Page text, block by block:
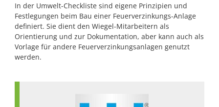
In der Umwelt-Checkliste sind eigene Prinzipien und
Festlegungen beim Bau einer Feuerverzinkungs-Anlage
definiert. Sie dient den Wiegel-Mitarbeitern als
Orientierung und zur Dokumentation, aber kann auch als
Vorlage für andere Feuerverzinkungsanlagen genutzt
werden.